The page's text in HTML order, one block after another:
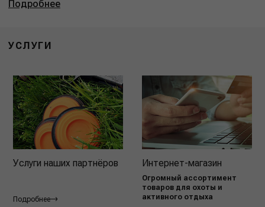
Подробнее
УСЛУГИ
Услуги наших партнёров
Подробнее
Интернет-магазин
Огромный ассортимент
товаров для охоты и
активного отдыха